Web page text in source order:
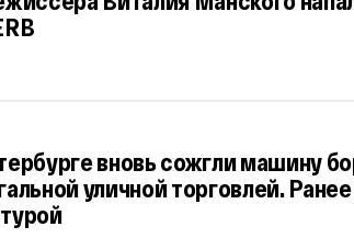
вновь сожгли машину
уличной торговлей.